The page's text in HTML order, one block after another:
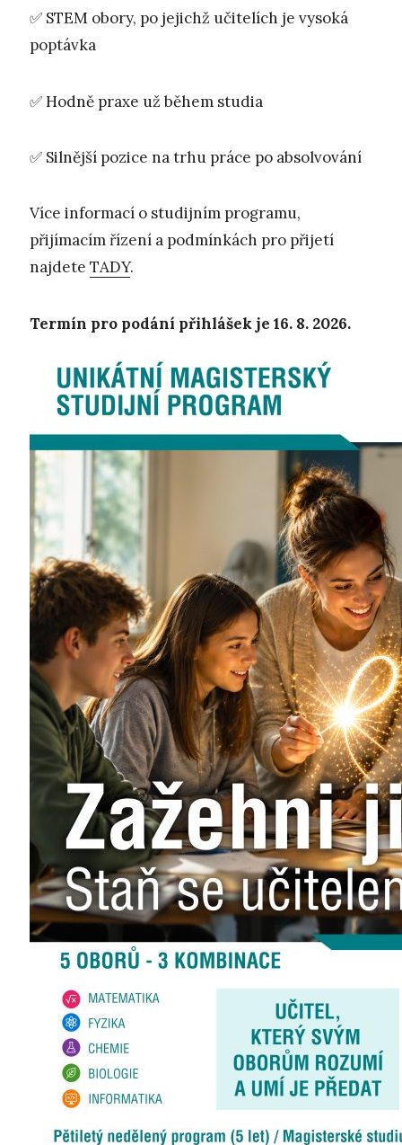
✅ STEM obory, po jejichž učitelích je vysoká
poptávka
✅Hodně praxe už během studia
✅ Silnější pozice na trhu práce po absolvování
Více informací o studijním programu,
přijímacím řízení a podmínkách pro přijetí
najdete TADY.
Termín pro podání přihlášek je 16. 8. 2026.